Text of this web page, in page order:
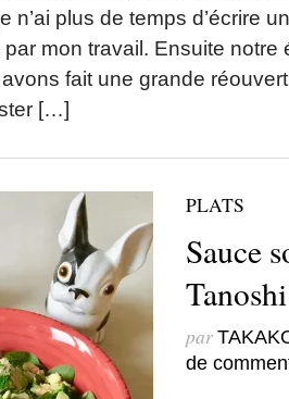
n’ai plus de temps d’écrire
mon travail. Ensuite notre
fait une grande
[…]
PLATS
Sauce
par
de